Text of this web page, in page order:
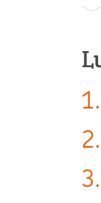
1.
2.
3.